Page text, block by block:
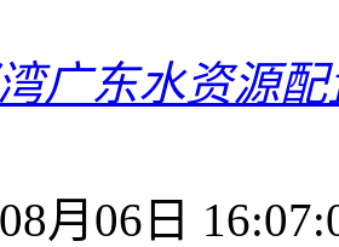
广东水资源
月06日